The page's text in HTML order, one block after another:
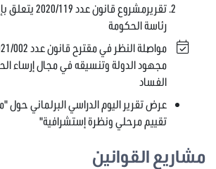
تقريرمشروع
رئاسة الحكومة
مجهود الدولة وتنسيقه في مجال إرساء
الفساد
عرض تقرير اليوم الدراسي البرلماني حول
تقييم مرحلي ونظرة إستشرافية"
مشاريع القوانين